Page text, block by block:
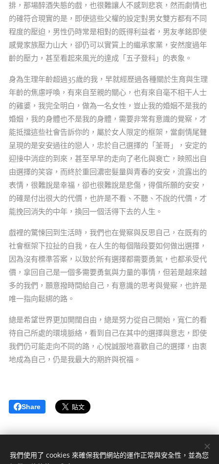
排，那場醉酒失態的戲，也很難讓人不感到悲哀，然而劇情也
的確符合現實的是，即使這些父權的設定對男女雙方都有不同
程度的壓迫，男性仍時常是相對的既得利益者，男友孝銘即使
感覺家族壓力山大，卻仍可以實質上的繼承家業，安然度過年
齡的壓力，甚至看起來風光的達成「五子登科」的表象。
身為生理年齡超過35歲的我，早就經歷過各種關於生育與生理
年齡的焦慮呼喚，有來自至親的關心，也有來自毫不相干人士
的雞婆，我完全明白，做為一名女性，豈止我的婚姻不是我的
婚姻，我的身體也不是我的身體，需要非常有意識的覺察，才
能抵擋這些社會告訴你的，屬於女人限定的框架，當劇情尾聲
呈現的是安安過往的戀人，忠於自己選擇的「荃哥」，安定的
迎接中消症的到來，甚至早早的走向了老化與衰亡，映照出自
由選擇的笑容，而終於重回濃密髮量與青春的安安，流露出的
表情，很難說是幸福，卻也很難說是悲傷，得償所願的安安，
的確是付出很大的代價，也許是不看、不聽、不說的代價，才
能挽回消失的中年，換回一個活得下去的人生。
戲裡的驚悚回到生活時，我們也在覺察與反思自己，在既有的
社會框架下拉扯的自我，在人生的每個階段要如何做出選擇，
因為沒有標準答案，以致於所有選擇都需要勇氣，也都承受代
價，拿回自己是一個多需要勇氣與力量的事情，但若是越來越
多的我們，願意撥時間給自己，有意識的思考與覺察，也許是
唯一指向鬆綁的路。
總是希望世界更加開闊自由，總是努力從自己開始，寬仁的看
待自己所處的環境脈絡，看到自己在其中的選擇與意志，即使
我們仍可能走向不同的路，心悅誠服地喜歡自己的選擇，由衷
地成為自己，仍是我最大的期許與祝福。
Share
我們使用了 cookies 來確保我們網站的運作正常與安全性，並為您